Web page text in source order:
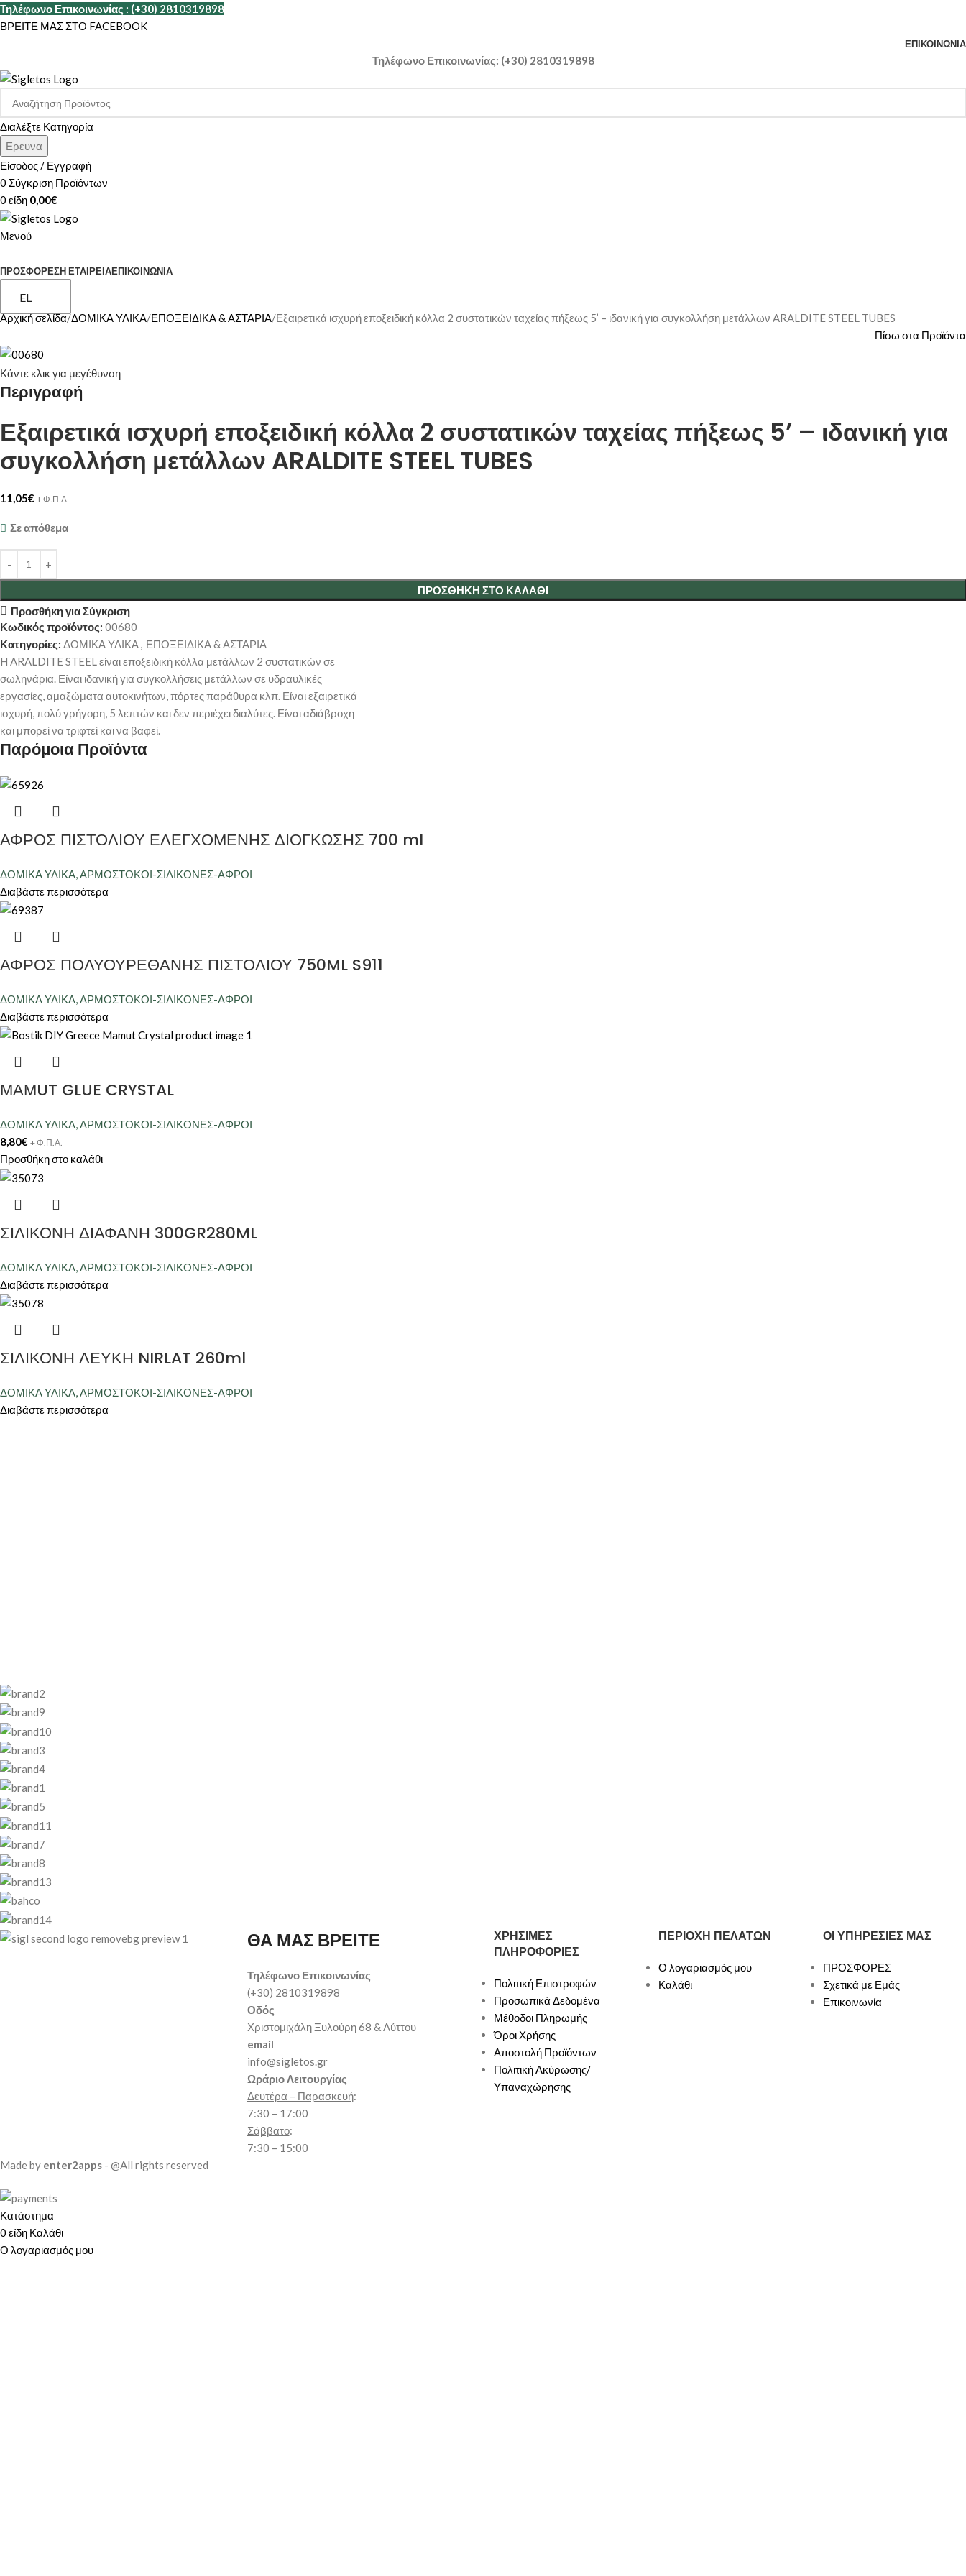
Τηλέφωνο Επικοινωνίας : (+30) 2810319898
ΒΡΕΙΤΕ ΜΑΣ ΣΤΟ FACEBOOK
ΕΠΙΚΟΙΝΩΝΊΑ
Τηλέφωνο Επικοινωνίας: (+30) 2810319898
Διαλέξτε Κατηγορία
Ερευνα
Είσοδος / Εγγραφή
0 Σύγκριση Προϊόντων
0 είδη 0,00€
Μενού
ΠΡΟΣΦΟΡΕΣΗ ΕΤΑΙΡΕΊΑΕΠΙΚΟΙΝΩΝΊΑ
EL
Αρχική σελίδα ΔΟΜΙΚΑ ΥΛΙΚΑ ΕΠΟΞΕΙΔΙΚΑ & ΑΣΤΑΡΙΑ Εξαιρετικά ισχυρή εποξειδική κόλλα 2 συστατικών ταχείας πήξεως 5’ – ιδανική για συγκολλήση μετάλλων ARALDITE STEEL TUBES
Πίσω στα Προϊόντα
Κάντε κλικ για μεγέθυνση
Περιγραφή
Εξαιρετικά ισχυρή εποξειδική κόλλα 2 συστατικών ταχείας πήξεως 5’ – ιδανική για
συγκολλήση μετάλλων ARALDITE STEEL TUBES
11,05€ + Φ.Π.Α.
Σε απόθεμα
ΠΡΟΣΘΉΚΗ ΣΤΟ ΚΑΛΆΘΙ
Προσθήκη για Σύγκριση
Κωδικός προϊόντος: 00680
Κατηγορίες: ΔΟΜΙΚΑ ΥΛΙΚΑ, ΕΠΟΞΕΙΔΙΚΑ & ΑΣΤΑΡΙΑ
H ARALDITE STEEL είναι εποξειδική κόλλα μετάλλων 2 συστατικών σε
σωληνάρια. Είναι ιδανική για συγκολλήσεις μετάλλων σε υδραυλικές
εργασίες, αμαξώματα αυτοκινήτων, πόρτες παράθυρα κλπ. Είναι εξαιρετικά
ισχυρή, πολύ γρήγορη, 5 λεπτών και δεν περιέχει διαλύτες. Είναι αδιάβροχη
και μπορεί να τριφτεί και να βαφεί.
Παρόμοια Προϊόντα
ΑΦΡΟΣ ΠΙΣΤΟΛΙΟΥ ΕΛΕΓΧΟΜΕΝΗΣ ΔΙΟΓΚΩΣΗΣ 700 ml
ΔΟΜΙΚΑ ΥΛΙΚΑ,ΑΡΜΟΣΤΟΚΟΙ-ΣΙΛΙΚΟΝΕΣ-ΑΦΡΟΙ
Διαβάστε περισσότερα
ΑΦΡΟΣ ΠΟΛΥΟΥΡΕΘΑΝΗΣ ΠΙΣΤΟΛΙΟΥ 750ML S911
ΔΟΜΙΚΑ ΥΛΙΚΑ,ΑΡΜΟΣΤΟΚΟΙ-ΣΙΛΙΚΟΝΕΣ-ΑΦΡΟΙ
Διαβάστε περισσότερα
ΜΑΜUT GLUE CRYSTAL
ΔΟΜΙΚΑ ΥΛΙΚΑ,ΑΡΜΟΣΤΟΚΟΙ-ΣΙΛΙΚΟΝΕΣ-ΑΦΡΟΙ
8,80€ + Φ.Π.Α.
Προσθήκη στο καλάθι
ΣΙΛΙΚΟΝΗ ΔΙΑΦΑΝΗ 300GR280ML
ΔΟΜΙΚΑ ΥΛΙΚΑ,ΑΡΜΟΣΤΟΚΟΙ-ΣΙΛΙΚΟΝΕΣ-ΑΦΡΟΙ
Διαβάστε περισσότερα
ΣΙΛΙΚΟΝΗ ΛΕΥΚΗ NIRLAT 260ml
ΔΟΜΙΚΑ ΥΛΙΚΑ,ΑΡΜΟΣΤΟΚΟΙ-ΣΙΛΙΚΟΝΕΣ-ΑΦΡΟΙ
Διαβάστε περισσότερα
ΘΑ ΜΑΣ ΒΡΕΙΤΕ
Τηλέφωνο Επικοινωνίας
(+30) 2810319898
Οδός
Χριστομιχάλη Ξυλούρη 68 & Λύττου
email
info@sigletos.gr
Ωράριο Λειτουργίας
Δευτέρα – Παρασκευή:
7:30 – 17:00
Σάββατο:
7:30 – 15:00
ΧΡΗΣΙΜΕΣ
ΠΛΗΡΟΦΟΡΙΕΣ
Πολιτική Επιστροφών
Προσωπικά Δεδομένα
Μέθοδοι Πληρωμής
Όροι Χρήσης
Αποστολή Προϊόντων
Πολιτική Ακύρωσης/
Υπαναχώρησης
ΠΕΡΙΟΧΗ ΠΕΛΑΤΩΝ
Ο λογαριασμός μου
Καλάθι
ΟΙ ΥΠΗΡΕΣΙΕΣ ΜΑΣ
ΠΡΟΣΦΟΡΕΣ
Σχετικά με Εμάς
Επικοινωνία
Made by enter2apps - @All rights reserved
Κατάστημα
0 είδη Καλάθι
Ο λογαριασμός μου